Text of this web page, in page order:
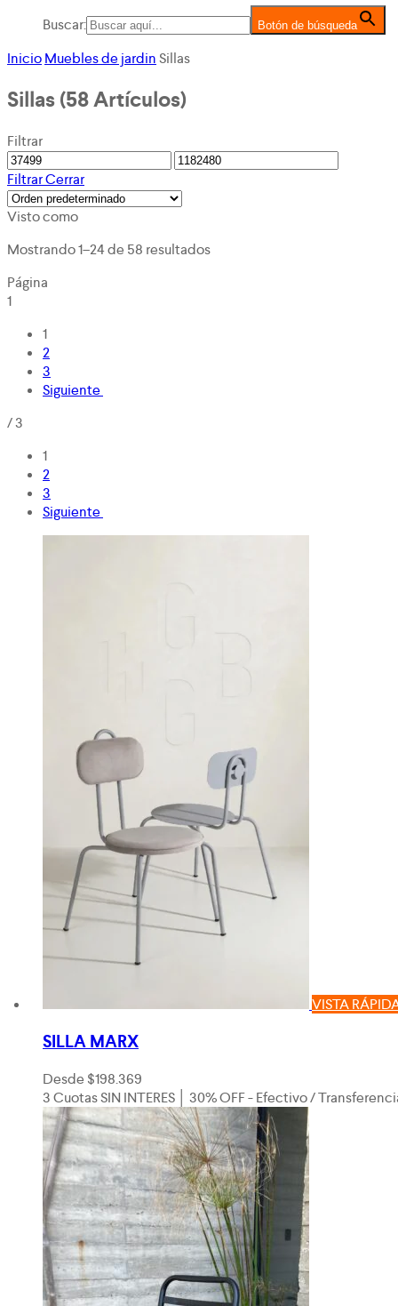
Buscar: Botón de búsqueda
InicioMuebles de jardinSillas
Sillas(58 Artículos)
Filtrar
FiltrarCerrar
Visto como
Mostrando 1–24 de 58 resultados
Página
1
1
2
3
Siguiente
/3
1
2
3
Siguiente
VISTA
SILLA MARX
Desde $198.369
3 Cuotas SIN INTERES │ 30% OFF - Efectivo /